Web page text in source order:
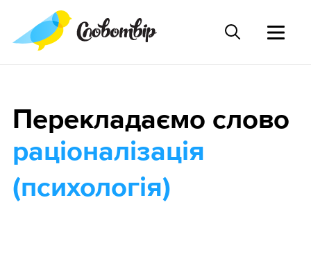
Перекладаємо слово
раціоналізація
(психологія)